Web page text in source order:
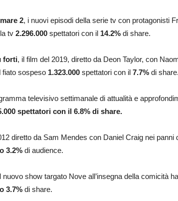
2, i nuovi episodi della serie tv con protagonisti
tv 2.296.000 spettatori con il 14.2% di share.
forti, il film del 2019, diretto da Deon Taylor, con
fiato sospeso 1.323.000 spettatori con il 7.7% di share.
televisivo settimanale di attualità e
spettatori con il 6.8% di share.
diretto da Sam Mendes con Daniel Craig nei
3.2% di audience.
nuovo show targato Nove all’insegna della comicità
3.7% di share.